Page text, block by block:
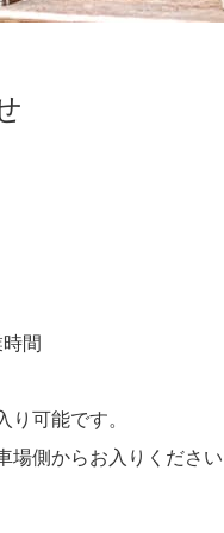
間
可能です。
場側からお入りくださ